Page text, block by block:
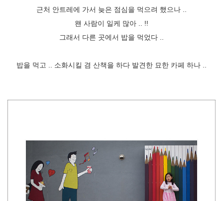
근처 안트레에 가서 늦은 점심을 먹으려 했으나 ..
왠 사람이 일케 많아 .. !!
그래서 다른 곳에서 밥을 먹었다 ..
밥을 먹고 .. 소화시킬 겸 산책을 하다 발견한 묘한 카페 하나 ..